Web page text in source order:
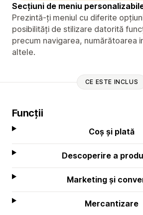
Secțiuni de meniu
Prezintă-ți meniul cu diferite
posibilități de stilizare datorită
precum navigarea, numărătoarea
altele.
CE ESTE INCLUS
Funcții
Coș și plată
Descoperire a
Marketing și
Mercantizare